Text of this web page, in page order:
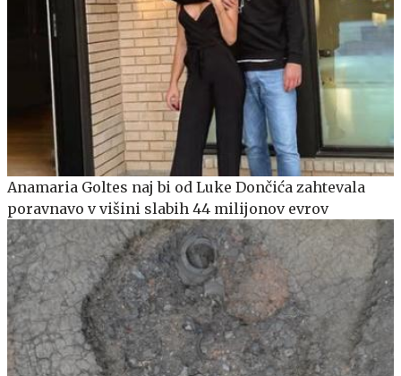
Anamaria Goltes naj bi od Luke Dončića zahtevala
poravnavo v višini slabih 44 milijonov evrov